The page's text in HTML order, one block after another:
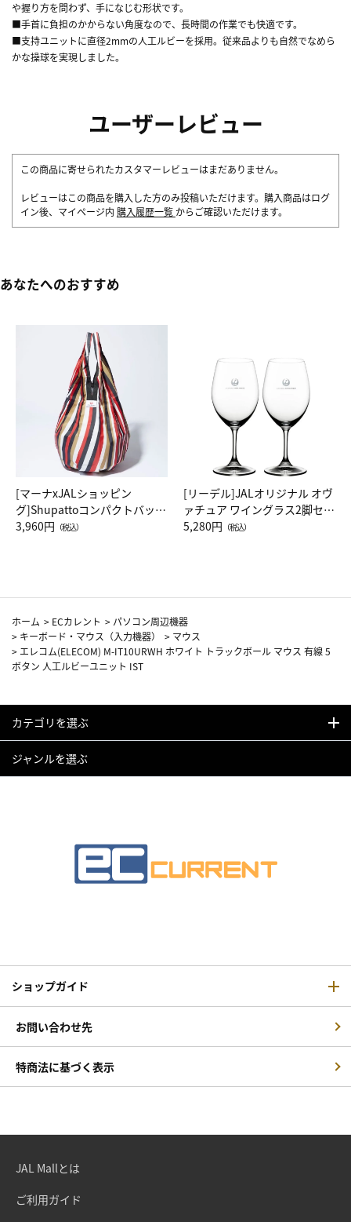
や握り方を問わず、手になじむ形状です。
■手首に負担のかからない角度なので、長時間の作業でも快適です。
■支持ユニットに直径2mmの人工ルビーを採用。従来品よりも自然でなめら
かな操球を実現しました。
ユーザーレビュー
この商品に寄せられたカスタマーレビューはまだありません。
レビューはこの商品を購入した方のみ投稿いただけます。購入商品はログ
イン後、マイページ内 購入履歴一覧 からご確認いただけます。
あなたへのおすすめ
[マーナxJALショッピン
グ]Shupattoコンパクトバッグ
Drop JAL客室乗務員（LC）ス
3,960円 （税込）
[リーデル]JALオリジナル オヴ
ァチュア ワイングラス2脚セッ
ト（レッドワイン）
5,280円 （税込）
ホーム > ECカレント > パソコン周辺機器
> キーボード・マウス（入力機器） > マウス
> エレコム(ELECOM) M-IT10URWH ホワイト トラックボール マウス 有線 5
ボタン 人工ルビーユニット IST
カテゴリを選ぶ
ジャンルを選ぶ
ショップガイド
お問い合わせ先
特商法に基づく表示
JAL Mallとは
ご利用ガイド